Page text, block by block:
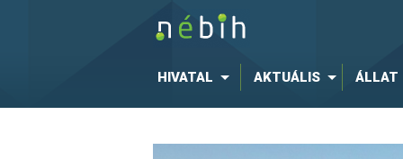
HIVATAL AKTUÁLIS ÁLLAT